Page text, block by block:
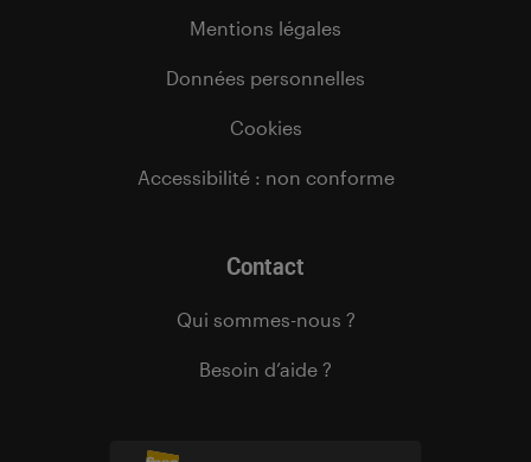
Mentions légales
Données personnelles
Cookies
Accessibilité : non conforme
Contact
Qui sommes-nous ?
Besoin d’aide ?